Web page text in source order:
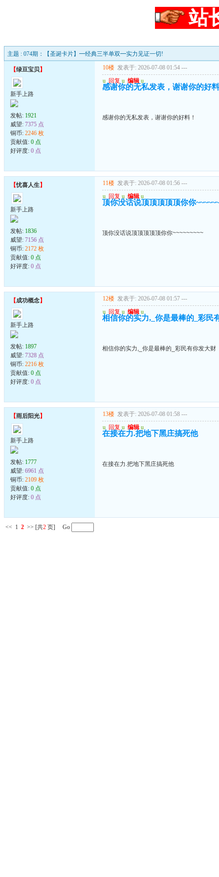
站
主题 : 074期：【圣诞卡片】━经典三半单双━实力见证一切!
【绿豆宝贝】
新手上路
发帖: 1921
威望: 7375 点
铜币: 2246 枚
贡献值: 0 点
好评度: 0 点
10楼 发表于: 2026-07-08 01:54 ---
u 回复 u 编辑 u
感谢你的无私发表，谢谢你的好
感谢你的无私发表，谢谢你的好料！
【忧喜人生】
新手上路
发帖: 1836
威望: 7156 点
铜币: 2172 枚
贡献值: 0 点
好评度: 0 点
11楼 发表于: 2026-07-08 01:56 ---
u 回复 u 编辑 u
顶你没话说顶顶顶顶顶你你
顶你没话说顶顶顶顶顶你你~~~~~~~~~
【成功概念】
新手上路
发帖: 1897
威望: 7328 点
铜币: 2216 枚
贡献值: 0 点
好评度: 0 点
12楼 发表于: 2026-07-08 01:57 ---
u 回复 u 编辑 u
相信你的实力,_你是最棒的_彩民
相信你的实力,_你是最棒的_彩民有你发大财
【雨后阳光】
新手上路
发帖: 1777
威望: 6961 点
铜币: 2109 枚
贡献值: 0 点
好评度: 0 点
13楼 发表于: 2026-07-08 01:58 ---
u 回复 u 编辑 u
在接在力.把地下黑庄搞死他
在接在力.把地下黑庄搞死他
<< 1 2 >> [共2 页] Go